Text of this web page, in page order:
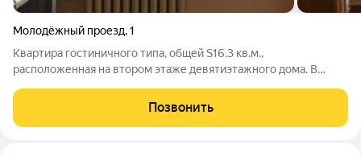
Молодёжный проезд,1
Квартира гостиничного типа, общей S16.3 кв.м.,
расположенная на втором этаже девятиэтажного дома. В
выровнены и оклеены обоями, потолок-побелка, полы
деревянные, по периметру заделаны герметиком.
Позвонить